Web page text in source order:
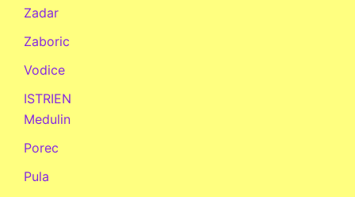
Zadar
Zaboric
Vodice
ISTRIEN
Medulin
Porec
Pula